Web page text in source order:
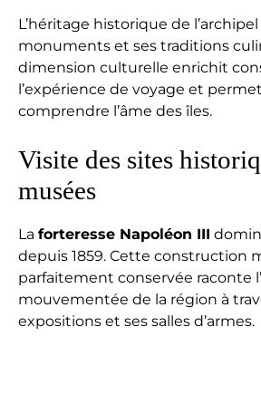
L’héritage historique de
monuments et ses traditions
dimension culturelle enrichit
l’expérience de voyage et
comprendre l’âme des îles.
Visite des sites
musées
La forteresse Napoléon III
depuis 1859. Cette construction
parfaitement conservée raconte
mouvementée de la région à
expositions et ses salles d’armes.